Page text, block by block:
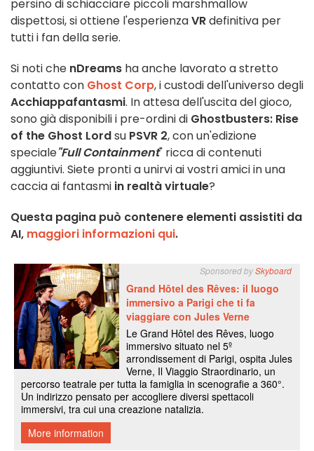
persino di schiacciare piccoli marshmallow
dispettosi, si ottiene l'esperienzaVRdefinitiva per
tutti i fan della serie.
Si noti che nDreams ha anche lavorato a stretto
contatto con Ghost Corp, i custodi dell'universo degli
Acchiappafantasmi. In attesa dell'uscita del gioco,
sono già disponibili i pre-ordini di Ghostbusters: Rise
of the Ghost Lordsu PSVR 2, con un'edizione
speciale"Full Containment" ricca di contenuti
aggiuntivi. Siete pronti a unirvi ai vostri amici in una
caccia ai fantasmi in realtà virtuale?
Questa pagina può contenere elementi assistiti da
AI, maggiori informazioni qui.